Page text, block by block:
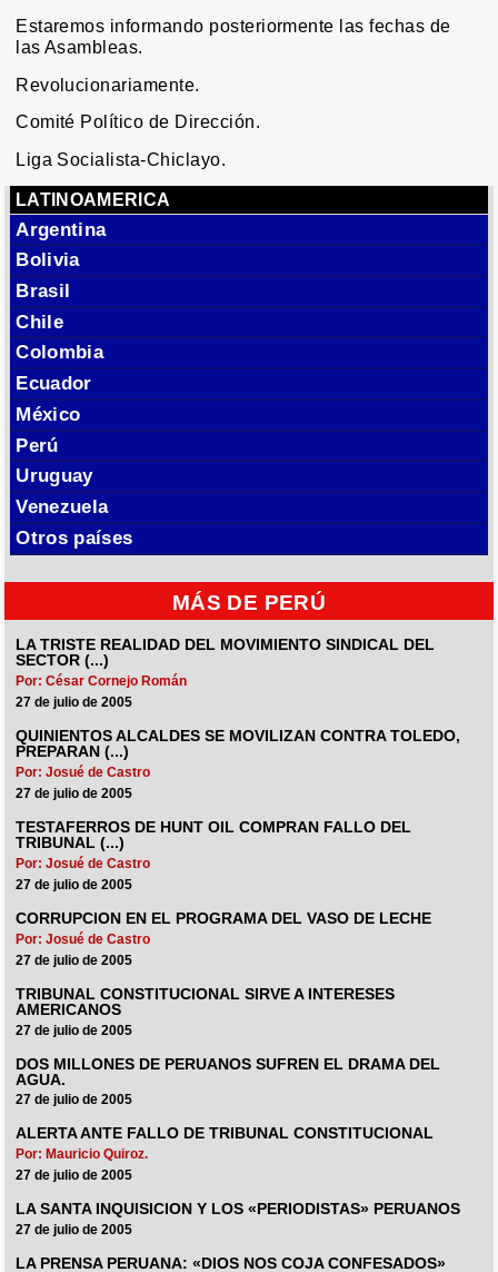
Estaremos informando posteriormente las fechas de
las Asambleas.
Revolucionariamente.
Comité Político de Dirección.
Liga Socialista-Chiclayo.
LATINOAMERICA
Argentina
Bolivia
Brasil
Chile
Colombia
Ecuador
México
Perú
Uruguay
Venezuela
Otros países
MÁS DE PERÚ
LA TRISTE REALIDAD DEL MOVIMIENTO SINDICAL DEL
SECTOR (...)
Por: César Cornejo Román
27 de julio de 2005
QUINIENTOS ALCALDES SE MOVILIZAN CONTRA TOLEDO,
PREPARAN (...)
Por: Josué de Castro
27 de julio de 2005
TESTAFERROS DE HUNT OIL COMPRAN FALLO DEL
TRIBUNAL (...)
Por: Josué de Castro
27 de julio de 2005
CORRUPCION EN EL PROGRAMA DEL VASO DE LECHE
Por: Josué de Castro
27 de julio de 2005
TRIBUNAL CONSTITUCIONAL SIRVE A INTERESES
AMERICANOS
27 de julio de 2005
DOS MILLONES DE PERUANOS SUFREN EL DRAMA DEL
AGUA.
27 de julio de 2005
ALERTA ANTE FALLO DE TRIBUNAL CONSTITUCIONAL
Por: Mauricio Quiroz.
27 de julio de 2005
LA SANTA INQUISICION Y LOS «PERIODISTAS» PERUANOS
27 de julio de 2005
LA PRENSA PERUANA: «DIOS NOS COJA CONFESADOS»